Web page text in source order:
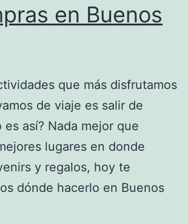
en Buenos
que más disfrutamos
de viaje es salir de
es así? Nada mejor que
lugares en donde
y regalos, hoy te
dónde hacerlo en Buenos